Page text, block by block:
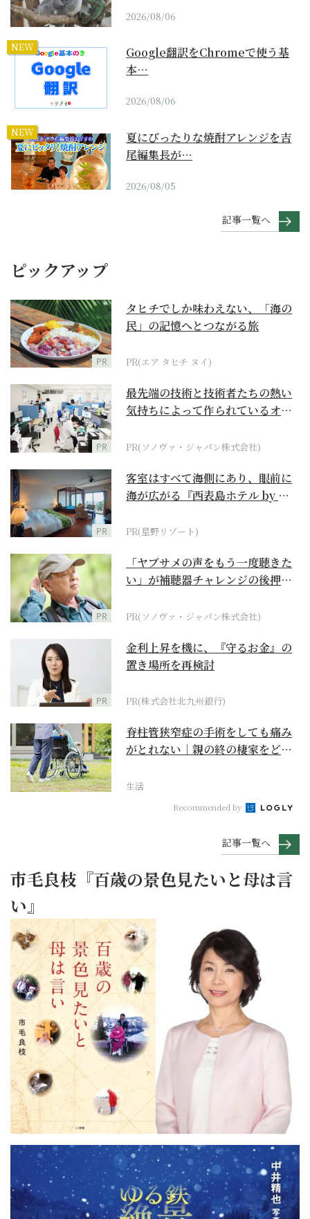
2026/08/06
NEW
Google翻訳をChromeで使う基
本…
2026/08/06
NEW
夏にぴったりな焼酎アレンジを吉
尾編集長が…
2026/08/05
記事一覧へ
ピックアップ
PR
タヒチでしか味わえない、「海の
民」の記憶へとつながる旅
PR(エア タヒチ ヌイ)
PR
最先端の技術と技術者たちの熱い
気持ちによって作られているオー
PR(ソノヴァ・ジャパン株式会社)
PR
客室はすべて海側にあり、眼前に
海が広がる『西表島ホテル by 星
PR(星野リゾート)
PR
「ヤブサメの声をもう一度聴きた
い」が補聴器チャレンジの後押し
PR(ソノヴァ・ジャパン株式会社)
PR
金利上昇を機に、『守るお金』の
置き場所を再検討
PR(株式会社北九州銀行)
脊柱管狭窄症の手術をしても痛み
がとれない｜親の終の棲家をどう
生活
Recommended by
記事一覧へ
市毛良枝『百歳の景色見たいと母は言
い』